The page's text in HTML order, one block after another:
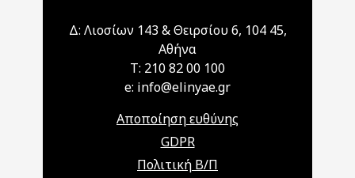
Δ: Λιοσίων 143 & Θειρσίου 6, 104 45,
Αθήνα
T: 210 82 00 100
e: info@elinyae.gr
Αποποίηση ευθύνης
GDPR
Πολιτική Β/Π